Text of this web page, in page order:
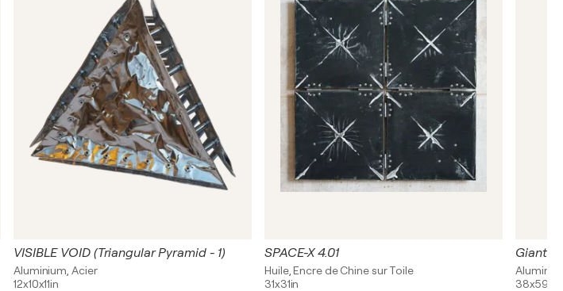
VISIBLE VOID (Triangular Pyramid - 1)
Aluminium, Acier
12x10x11in
SPACE-X 4.01
Huile, Encre de Chine sur Toile
31x31in
Giant